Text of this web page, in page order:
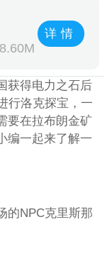
详情
获得电力之石后
行洛克探宝，一
要在拉布朗金矿
编一起来了解一
的NPC克里斯那